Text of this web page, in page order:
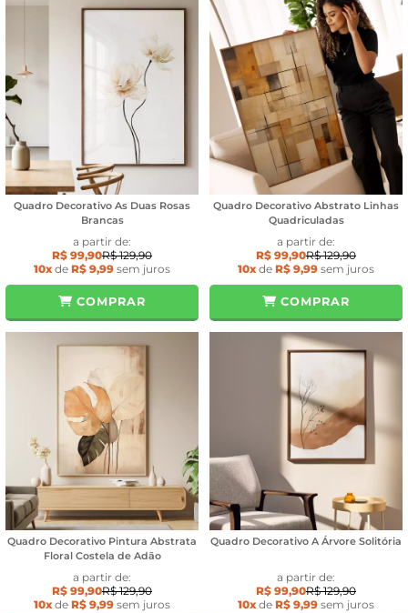
Quadro Decorativo As Duas Rosas
Brancas
a partir de:
R$ 99,90R$ 129,90
10x de R$ 9,99 sem juros
COMPRAR
Quadro Decorativo Abstrato Linhas
Quadriculadas
a partir de:
R$ 99,90R$ 129,90
10x de R$ 9,99 sem juros
COMPRAR
Quadro Decorativo Pintura Abstrata
Floral Costela de Adão
a partir de:
R$ 99,90R$ 129,90
10xde R$ 9,99 sem juros
Quadro Decorativo A Árvore Solitória
a partir de:
R$ 99,90R$ 129,90
10xde R$ 9,99 sem juros